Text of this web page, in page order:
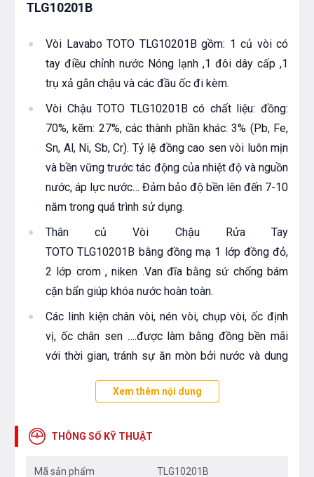
TLG10201B
Vòi Lavabo TOTO TLG10201B gồm: 1 củ vòi có
tay điều chỉnh nước Nóng lạnh ,1 đôi dây cấp ,1
trụ xả gắn chậu và các đầu ốc đi kèm.
Vòi Chậu TOTO TLG10201B có chất liệu: đồng:
70%, kẽm: 27%, các thành phần khác: 3% (Pb, Fe,
Sn, Al, Ni, Sb, Cr). Tỷ lệ đồng cao sen vòi luôn mịn
và bền vững trước tác động của nhiệt độ và nguồn
nước, áp lực nước… Đảm bảo độ bền lên đến 7-10
năm trong quá trình sử dụng.
Thân củ Vòi Chậu Rửa Tay
TOTO TLG10201B bằng đồng mạ 1 lớp đồng đỏ,
2 lớp crom , niken .Van đĩa bằng sứ chống bám
cặn bẩn giúp khóa nước hoàn toàn.
Các linh kiện chân vòi, nén vòi, chụp vòi, ốc định
vị, ốc chân sen ….được làm bằng đồng bền mãi
với thời gian, tránh sự ăn mòn bởi nước và dung
Roăng cao su mềm dẻo giúp cho sen vòi không bị
su được ngâm trong mỡ chuyên dụng và chất bảo
Xem thêm nội dung
THÔNG SỐ KỸ THUẬT
Mã sản phẩm TLG10201B